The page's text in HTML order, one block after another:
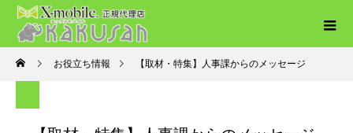
お役立ち情報 【取材・特集】人事課からのメッセージ